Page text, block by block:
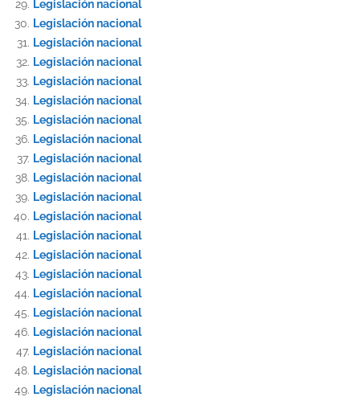
Legislación nacional
Legislación nacional
Legislación nacional
Legislación nacional
Legislación nacional
Legislación nacional
Legislación nacional
Legislación nacional
Legislación nacional
Legislación nacional
Legislación nacional
Legislación nacional
Legislación nacional
Legislación nacional
Legislación nacional
Legislación nacional
Legislación nacional
Legislación nacional
Legislación nacional
Legislación nacional
Legislación nacional